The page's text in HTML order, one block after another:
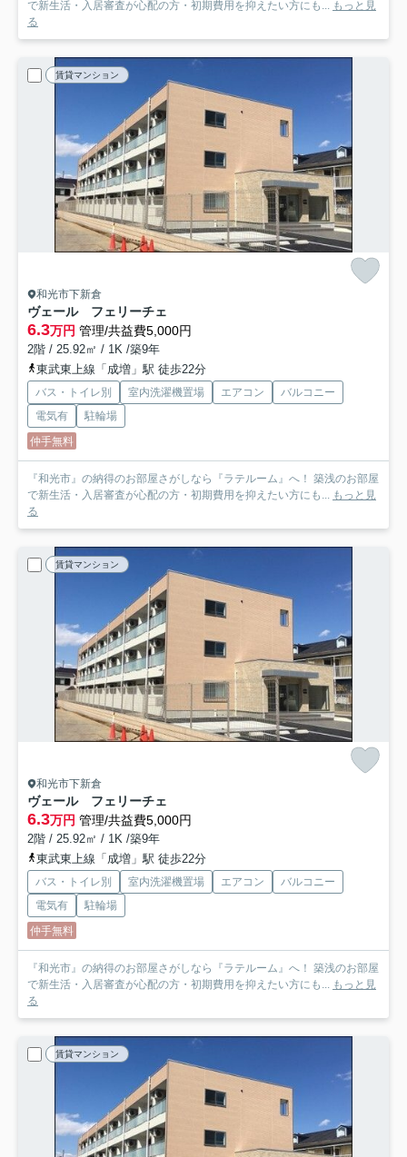
で新生活・入居審査が心配の方・初期費用を抑えたい方にも... もっと見
る
賃貸マンション
和光市下新倉
ヴェール フェリーチェ
6.3万円 管理/共益費5,000円
2階 / 25.92㎡ / 1K /築9年
東武東上線「成増」駅 徒歩22分
バス・トイレ別 室内洗濯機置場 エアコン
バルコニー
電気有
駐輪場
仲手無料
『和光市』の納得のお部屋さがしなら『ラテルーム』へ！ 築浅のお部屋
で新生活・入居審査が心配の方・初期費用を抑えたい方にも... もっと見
る
賃貸マンション
和光市下新倉
ヴェール フェリーチェ
6.3万円 管理/共益費5,000円
2階 / 25.92㎡ / 1K /築9年
東武東上線「成増」駅 徒歩22分
バス・トイレ別 室内洗濯機置場 エアコン
バルコニー
電気有
駐輪場
仲手無料
『和光市』の納得のお部屋さがしなら『ラテルーム』へ！ 築浅のお部屋
で新生活・入居審査が心配の方・初期費用を抑えたい方にも... もっと見
る
賃貸マンション